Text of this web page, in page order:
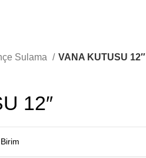
Sulama VANA KUTUSU 12″
12″
Birim